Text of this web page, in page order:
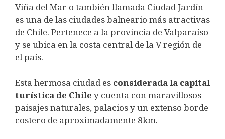
Viña del Mar o también llamada Ciudad Jardín
es una de las ciudades balneario más atractivas
de Chile. Pertenece a la provincia de Valparaíso
y se ubica en la costa central de la V región de
el país.
Esta hermosa ciudad es considerada la capital
turística de Chile y cuenta con maravillosos
paisajes naturales, palacios y un extenso borde
costero de aproximadamente 8km.